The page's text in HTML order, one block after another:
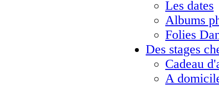
Les dates
Albums
Folies
Des stages
Cadeau
A